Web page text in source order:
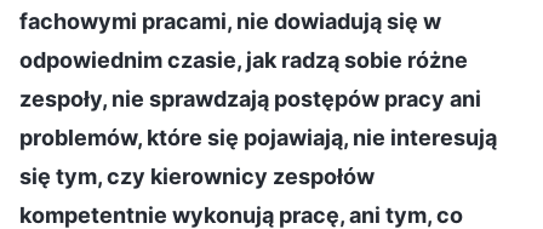
fachowymi pracami, nie dowiadują się w
odpowiednim czasie, jak radzą sobie różne
zespoły, nie sprawdzają postępów pracy ani
problemów, które się pojawiają, nie interesują
się tym, czy kierownicy zespołów
kompetentnie wykonują pracę, ani tym, co